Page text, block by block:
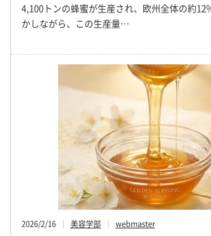
4,100トンの蜂蜜が生産され、欧州全体の約
かしながら、この生産量…
2026/2/16 美容学部 webmaster